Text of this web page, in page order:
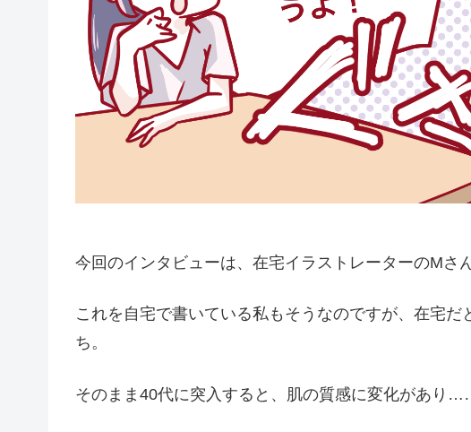
今回のインタビューは、在宅イラストレーターのMさ
これを自宅で書いている私もそうなのですが、在宅
ち。
そのまま40代に突入すると、肌の質感に変化があり